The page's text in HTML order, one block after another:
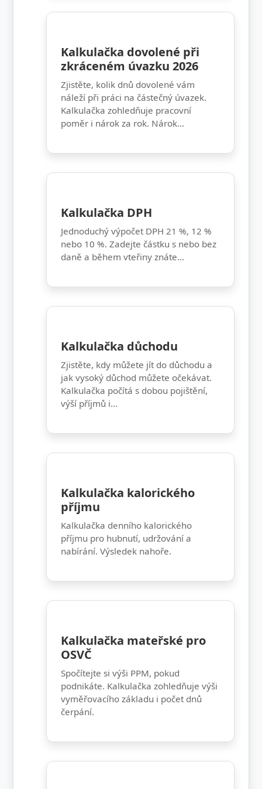
Kalkulačka dovolené při
zkráceném úvazku 2026
Zjistěte, kolik dnů dovolené vám
náleží při práci na částečný úvazek.
Kalkulačka zohledňuje pracovní
poměr i nárok za rok. Nárok...
Kalkulačka DPH
Jednoduchý výpočet DPH 21 %, 12 %
nebo 10 %. Zadejte částku s nebo bez
daně a během vteřiny znáte...
Kalkulačka důchodu
Zjistěte, kdy můžete jít do důchodu a
jak vysoký důchod můžete očekávat.
Kalkulačka počítá s dobou pojištění,
výší příjmů i...
Kalkulačka kalorického
příjmu
Kalkulačka denního kalorického
příjmu pro hubnutí, udržování a
nabírání. Výsledek nahoře.
Kalkulačka mateřské pro
OSVČ
Spočítejte si výši PPM, pokud
podnikáte. Kalkulačka zohledňuje výši
vyměřovacího základu i počet dnů
čerpání.